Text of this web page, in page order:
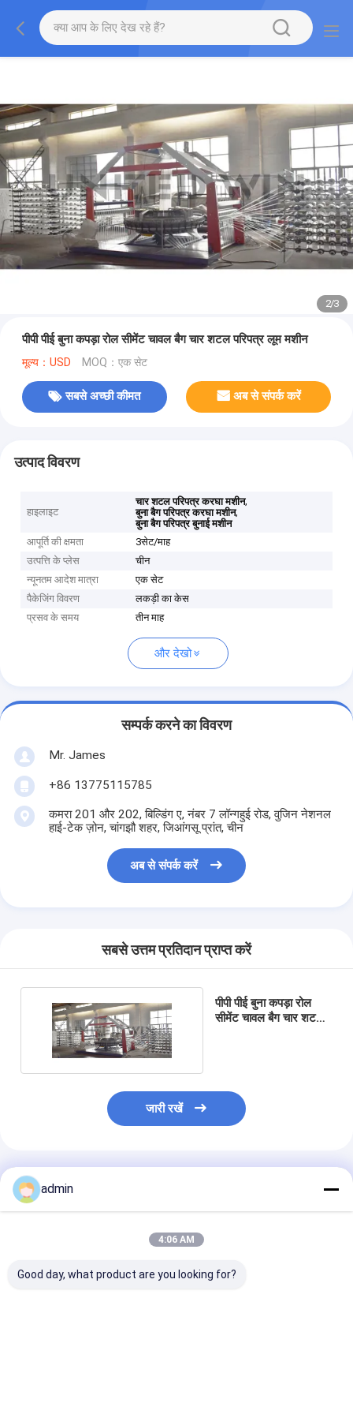
2/3
पीपी पीई बुना कपड़ा रोल सीमेंट चावल बैग चार शटल परिपत्र लूम मशीन
मूल्य：USD MOQ：एक सेट
सबसे अच्छी कीमत अब से संपर्क करें
उत्पाद विवरण
हाइलाइट
चार शटल परिपत्र करघा मशीन,
बुना बैग परिपत्र करघा मशीन,
बुना बैग परिपत्र बुनाई मशीन
आपूर्ति की क्षमता
3सेट/माह
उत्पत्ति के प्लेस
चीन
न्यूनतम आदेश मात्रा
एक सेट
पैकेजिंग विवरण
लकड़ी का केस
प्रसव के समय
तीन माह
और देखो
सम्पर्क करने का विवरण
Mr. James
+86 13775115785
कमरा 201 और 202, बिल्डिंग ए, नंबर 7 लॉन्गहुई रोड, वुजिन नेशनल
हाई-टेक ज़ोन, चांगझौ शहर, जिआंगसू प्रांत, चीन
अब से संपर्क करें
सबसे उत्तम प्रतिदान प्राप्त करें
पीपी पीई बुना कपड़ा रोल
सीमेंट चावल बैग चार शटल
जारी रखें
अनुशंसित उत्पाद
admin
4:06 AM
Good day, what product are you looking for?